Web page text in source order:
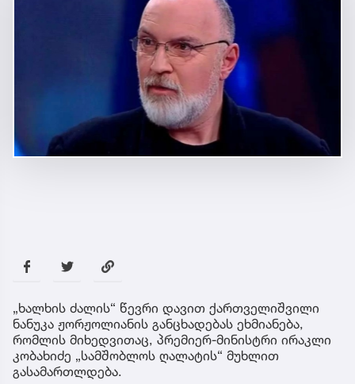
„ხალხის ძალის“ წევრი დავით ქართველიშვილი
ნანუკა ჟორჟოლიანის განცხადებას ეხმიანება,
რომლის მიხედვითაც, პრემიერ-მინისტრი ირაკლი
კობახიძე „სამშობლოს ღალატის“ მუხლით
გასამართლდება.